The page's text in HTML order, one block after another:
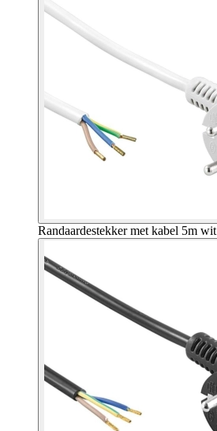
Randaardestekker met kabel 5m wit